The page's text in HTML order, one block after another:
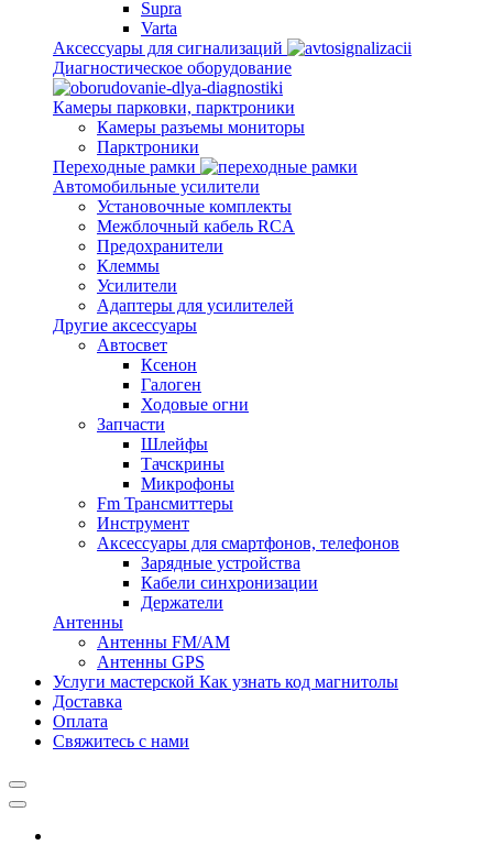
Supra
Varta
Аксессуары для сигнализаций
Диагностическое оборудование
Камеры парковки, парктроники
Камеры разъемы мониторы
Парктроники
Переходные рамки
Автомобильные усилители
Установочные комплекты
Межблочный кабель RCA
Предохранители
Клеммы
Усилители
Адаптеры для усилителей
Другие аксессуары
Автосвет
Ксенон
Галоген
Ходовые огни
Запчасти
Шлейфы
Тачскрины
Микрофоны
Fm Трансмиттеры
Инструмент
Аксессуары для смартфонов, телефонов
Зарядные устройства
Кабели синхронизации
Держатели
Антенны
Антенны FM/AM
Антенны GPS
Услуги мастерской Как узнать код магнитолы
Доставка
Оплата
Свяжитесь с нами